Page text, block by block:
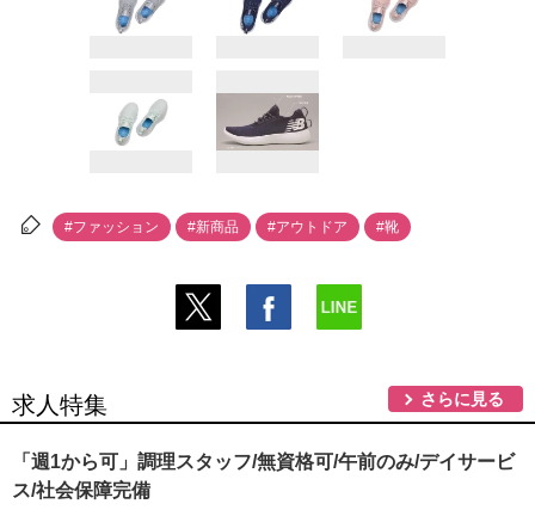
#ファッション #新商品 #アウトドア #靴
求人特集 さらに見る
「週1から可」調理スタッフ/無資格可/午前のみ/デイサービ
ス/社会保障完備